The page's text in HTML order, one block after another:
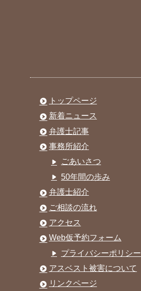
トップページ
新着ニュース
弁護士記事
事務所紹介
ごあいさつ
50年間の歩み
弁護士紹介
ご相談の流れ
アクセス
Web仮予約フォーム
プライバシーポリシー
アスベスト被害について
リンクページ